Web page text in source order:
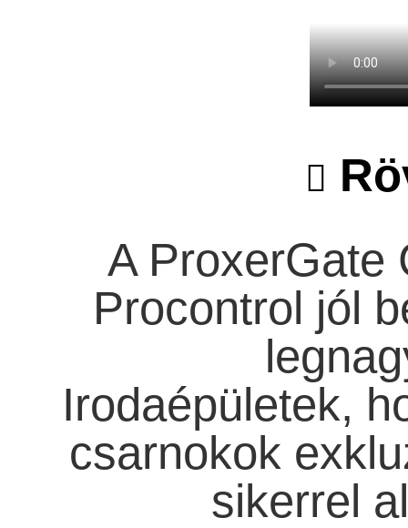
A ProxerGate
Procontrol jól
Irodaépületek,
csarnokok
sikerrel